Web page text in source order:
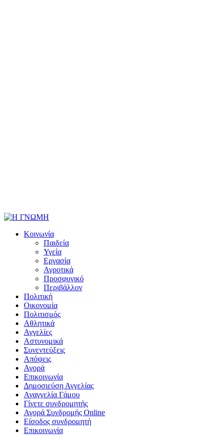
Κοινωνία
Παιδεία
Υγεία
Εργασία
Αγροτικά
Προσφυγικό
Περιβάλλον
Πολιτική
Οικονομία
Πολιτισμός
Αθλητικά
Αγγελίες
Αστυνομικά
Συνεντεύξεις
Απόψεις
Αγορά
Επικοινωνία
Δημοσιεύση Αγγελίας
Αναγγελία Γάμου
Γίνετε συνδρομητής
Αγορά Συνδρομής Online
Είσοδος συνδρομητή
Επικοινωνία